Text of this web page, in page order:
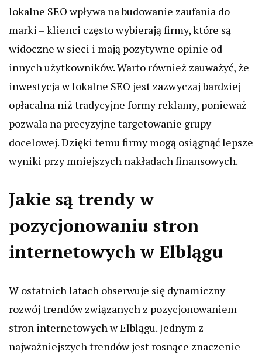
lokalne SEO wpływa na budowanie zaufania do
marki – klienci często wybierają firmy, które są
widoczne w sieci i mają pozytywne opinie od
innych użytkowników. Warto również zauważyć, że
inwestycja w lokalne SEO jest zazwyczaj bardziej
opłacalna niż tradycyjne formy reklamy, ponieważ
pozwala na precyzyjne targetowanie grupy
docelowej. Dzięki temu firmy mogą osiągnąć lepsze
wyniki przy mniejszych nakładach finansowych.
Jakie są trendy w
pozycjonowaniu stron
internetowych w Elblągu
W ostatnich latach obserwuje się dynamiczny
rozwój trendów związanych z pozycjonowaniem
stron internetowych w Elblągu. Jednym z
najważniejszych trendów jest rosnące znaczenie